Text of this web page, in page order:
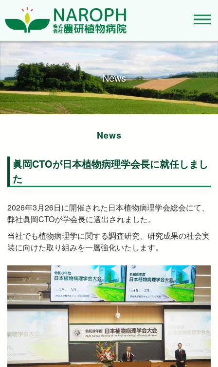
News
News
眞岡CTOが日本植物病理学会長に就任しまし
た
2026年3月26日に開催された日本植物病理学会総会にて、
弊社眞岡CTOが学会長に選出されました。
当社でも植物病理学に関する調査研究、研究成果の社会実
装に向けた取り組みを一層強化いたします。